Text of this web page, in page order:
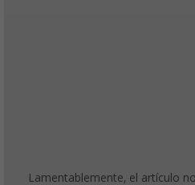
Lamentablemente, el artículo